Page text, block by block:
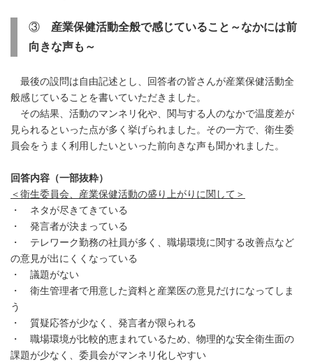
③ 産業保健活動全般で感じていること～なかには前
向きな声も～
最後の設問は自由記述とし、回答者の皆さんが産業保健活動全
般感じていることを書いていただきました。
その結果、活動のマンネリ化や、関与する人のなかで温度差が
見られるといった点が多く挙げられました。その一方で、衛生委
員会をうまく利用したいといった前向きな声も聞かれました。
回答内容（一部抜粋）
＜衛生委員会、産業保健活動の盛り上がりに関して＞
・ ネタが尽きてきている
・ 発言者が決まっている
・ テレワーク勤務の社員が多く、職場環境に関する改善点など
の意見が出にくくなっている
・ 議題がない
・ 衛生管理者で用意した資料と産業医の意見だけになってしま
う
・ 質疑応答が少なく、発言者が限られる
・ 職場環境が比較的恵まれているため、物理的な安全衛生面の
課題が少なく、委員会がマンネリ化しやすい